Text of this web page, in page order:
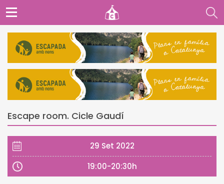
Escape room. Cicle Gaudí
29 Set 2022
19:00-20:30h